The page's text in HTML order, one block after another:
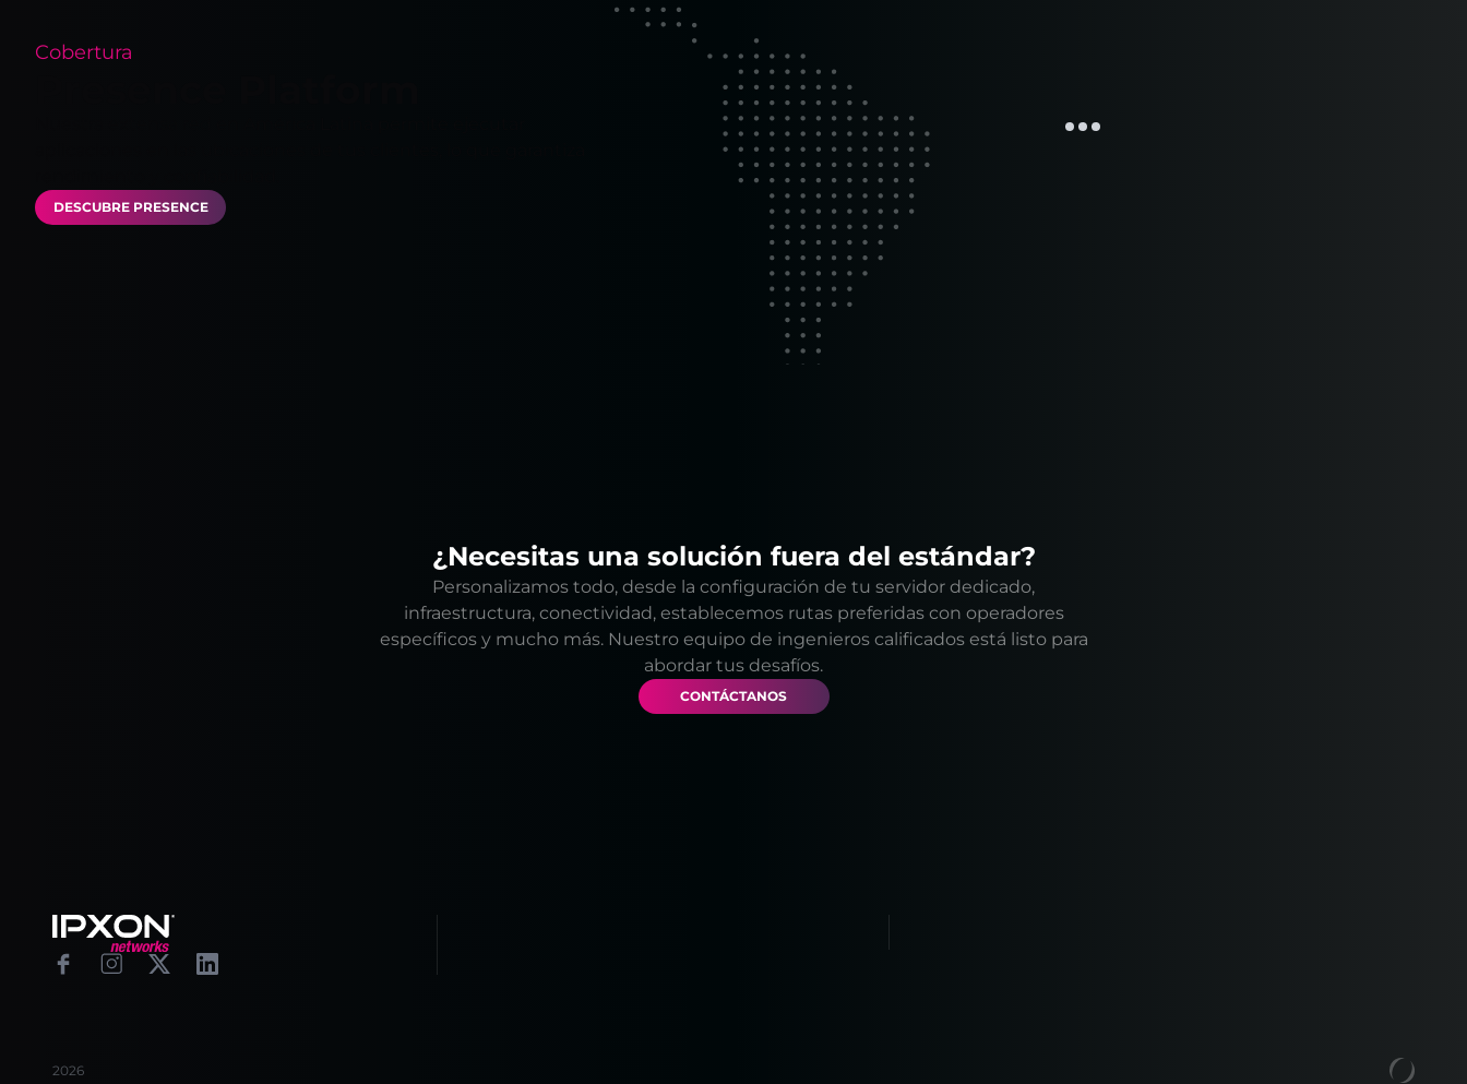
Cobertura
DESCUBRE PRESENCE
¿Necesitas una solución fuera del estándar?
Personalizamos todo, desde la configuración de tu servidor dedicado,
infraestructura, conectividad, establecemos rutas preferidas con operadores
específicos y mucho más. Nuestro equipo de ingenieros calificados está listo para
abordar tus desafíos.
CONTÁCTANOS
Footer
FacebookInstagram
X Linkedin
2026